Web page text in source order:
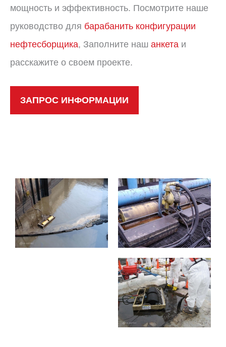
мощность и эффективность. Посмотрите наше
руководство для барабанить конфигурации
нефтесборщика, Заполните наш анкета и
расскажите о своем проекте.
ЗАПРОС ИНФОРМАЦИИ